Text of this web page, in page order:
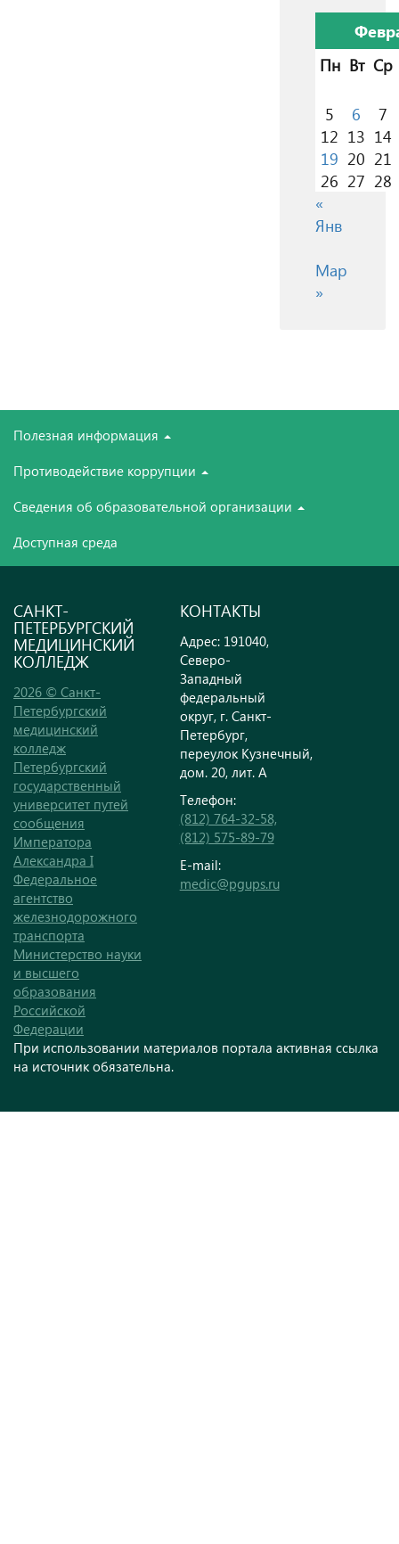
Пн Вт Ср
5 6
7
12 13 14
19 20 21
26 27 28
«
Янв
Мар
»
Полезная информация
Противодействие коррупции
Сведения об образовательной организации
Доступная среда
САНКТ-
ПЕТЕРБУРГСКИЙ
МЕДИЦИНСКИЙ
КОЛЛЕДЖ
2026 © Санкт-
Петербургский
медицинский
колледж
Петербургский
государственный
университет путей
сообщения
Императора
Александра I
Федеральное
агентство
железнодорожного
транспорта
Министерство науки
и высшего
образования
Российской
Федерации
КОНТАКТЫ
Адрес: 191040,
Северо-
Западный
федеральный
округ, г. Санкт-
Петербург,
переулок Кузнечный,
дом. 20, лит. А
Телефон:
(812) 764-32-58,
(812) 575-89-79
E-mail:
medic@pgups.ru
При использовании материалов портала активная ссылка
на источник обязательна.